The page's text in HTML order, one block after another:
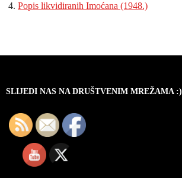
Popis likvidiranih Imoćana (1948.)
SLIJEDI NAS NA DRUŠTVENIM MREŽAMA :)